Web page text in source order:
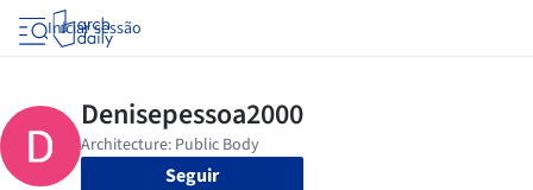
Iniciar sessão
Seguir